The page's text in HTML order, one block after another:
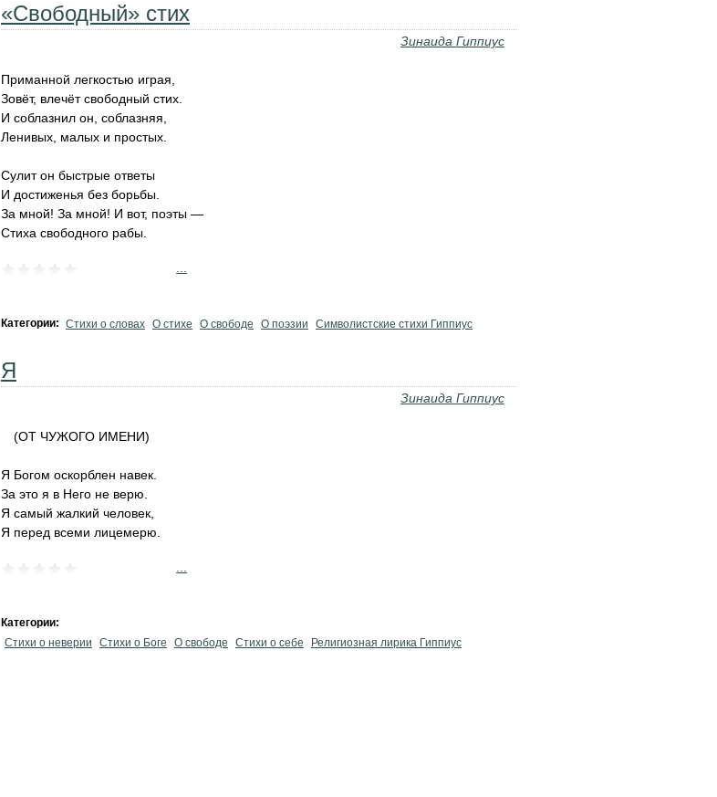
«Свободный» стих
Зинаида Гиппиус
Приманной легкостью играя,
Зовёт, влечёт свободный стих.
И соблазнил он, соблазняя,
Ленивых, малых и простых.
Сулит он быстрые ответы
И достиженья без борьбы.
За мной! За мной! И вот, поэты —
Стиха свободного рабы.
Категории: Стихи о словах О стихе О свободе О поэзии Символистские стихи Гиппиус
Я
Зинаида Гиппиус
(ОТ ЧУЖОГО ИМЕНИ)
Я Богом оскорблен навек.
За это я в Него не верю.
Я самый жалкий человек,
Я перед всеми лицемерю.
Категории:
Стихи о неверии
Стихи о Боге О свободе Стихи о себе Религиозная лирика Гиппиус